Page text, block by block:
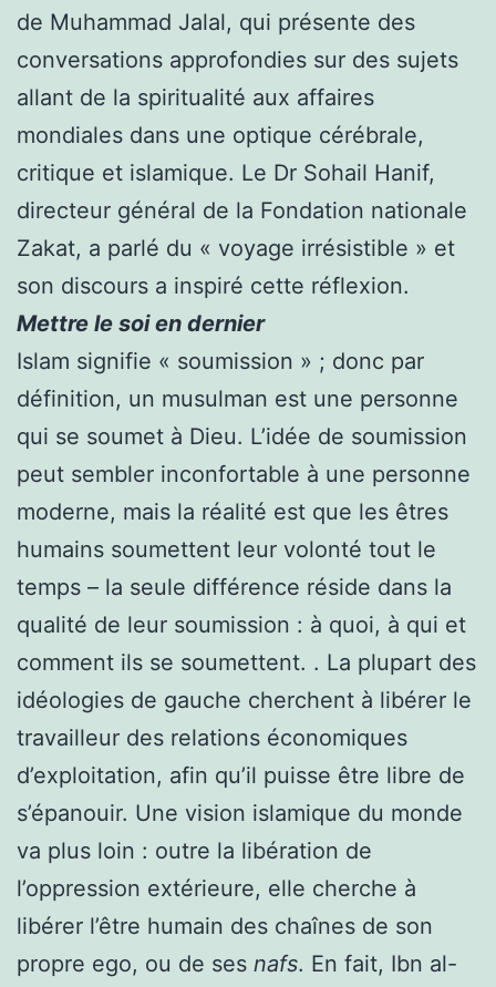
de Muhammad Jalal, qui présente des
conversations approfondies sur des sujets
allant de la spiritualité aux affaires
mondiales dans une optique cérébrale,
critique et islamique. Le Dr Sohail Hanif,
directeur général de la Fondation nationale
Zakat, a parlé du « voyage irrésistible » et
son discours a inspiré cette réflexion.
Mettre le soi en dernier
Islam signifie « soumission » ; donc par
définition, un musulman est une personne
qui se soumet à Dieu. L’idée de soumission
peut sembler inconfortable à une personne
moderne, mais la réalité est que les êtres
humains soumettent leur volonté tout le
temps – la seule différence réside dans la
qualité de leur soumission : à quoi, à qui et
comment ils se soumettent. . La plupart des
idéologies de gauche cherchent à libérer le
travailleur des relations économiques
d’exploitation, afin qu’il puisse être libre de
s’épanouir. Une vision islamique du monde
va plus loin : outre la libération de
l’oppression extérieure, elle cherche à
libérer l’être humain des chaînes de son
propre ego, ou de ses nafs. En fait, Ibn al-